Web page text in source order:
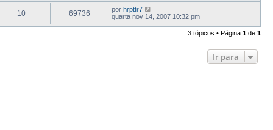
10 69736 por hrpttr7
quarta nov 14, 2007 10:32 pm
3 tópicos • Página 1 de 1
Ir para